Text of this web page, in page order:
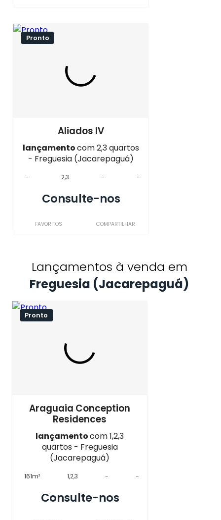
Pronto
Aliados IV
lançamentocom 2,3 quartos
- Freguesia (Jacarepaguá)
- 2,3 - -
Consulte-nos
FAVORITOS COMPARTILHAR
Lançamentos à venda em
Freguesia (Jacarepaguá)
Pronto
Araguaia Conception
Residences
lançamentocom 1,2,3
quartos - Freguesia
(Jacarepaguá)
161m² 1,2,3 - -
Consulte-nos